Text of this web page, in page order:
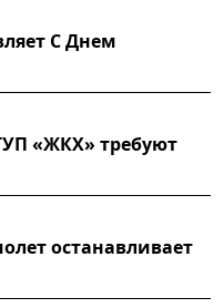
С Днем
«ЖКХ» требуют
останавливает